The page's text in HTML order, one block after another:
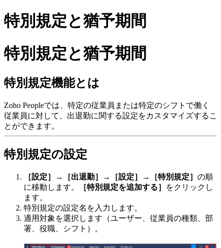
特別規定と猶予期間
特別規定と猶予期間
特別規定機能とは
Zoho Peopleでは、特定の従業員または特定のシフトで働く
従業員に対して、出退勤に関する設定をカスタマイズするこ
とができます。
特別規定の設定
［設定］ → ［出退勤］ → ［設定］ → ［特別規定］ の順
に移動します。
［特別規定を追加する］
をクリックし
ます。
特別規定の設定名を入力します。
適用対象を選択します（ユーザー、従業員の種類、部
署、役職、シフト）。